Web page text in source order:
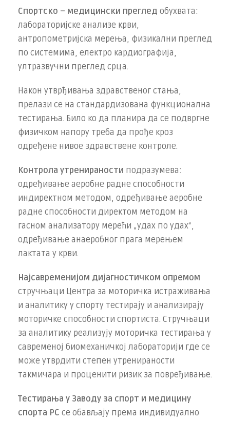
Спортско – медицински преглед обухвата:
лабораторијске анализе крви,
антропометријска мерења, физикални преглед
по системима, електро кардиографија,
ултразвучни преглед срца.
Након утврђивања здравственог стања,
прелази се на стандардизована функционална
тестирања. Било ко да планира да се подвргне
физичком напору треба да прође кроз
одређене нивое здравствене контроле.
Контрола утренираности подразумева:
одређивање аеробне радне способности
индиректном методом, одређивање аеробне
радне способности директом методом на
гасном анализатору мерећи „удах по удах“,
одређивање анаеробног прага мерењем
лактата у крви.
Најсавременијом дијагностичком опремом
стручњаци Центра за моторичка истраживања
и аналитику у спорту тестирају и анализирају
моторичке способности спортиста. Стручњаци
за аналитику реализују моторичка тестирања у
савременој биомеханичкој лабораторији где се
може утврдити степен утренираности
такмичара и проценити ризик за повређивање.
Тестирања у Заводу за спорт и медицину
спорта РС се обављају према индивидуално